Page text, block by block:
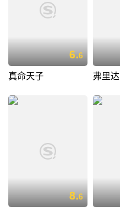
6.6
真命天子 弗里达
8.6